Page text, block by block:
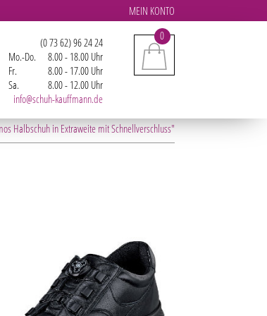
MEIN KONTO
0
(0 73 62) 96 24 24
Mo.-Do.
8.00 - 18.00 Uhr
Fr.
8.00 - 17.00 Uhr
Sa.
8.00 - 12.00 Uhr
info@schuh-kauffmann.de
Halbschuh in Extraweite mit Schnellverschluss"